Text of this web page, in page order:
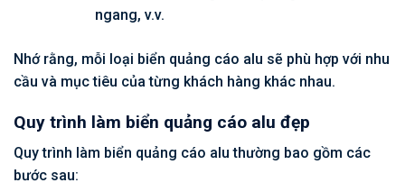
ngang, v.v.
Nhớ rằng, mỗi loại biển quảng cáo alu sẽ phù hợp với nhu
cầu và mục tiêu của từng khách hàng khác nhau.
Quy trình làm biển quảng cáo alu đẹp
Quy trình làm biển quảng cáo alu thường bao gồm các
bước sau: